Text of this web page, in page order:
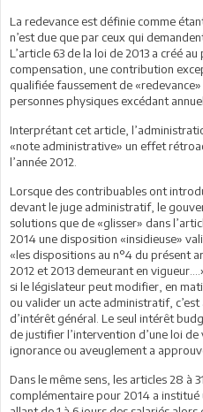
La redevance est définie comme
n’est due que par ceux qui
L’article 63 de la loi de 2013 a créé
compensation, une contribution
qualifiée faussement de
personnes physiques excédant
Interprétant cet article,
«note administrative» un effet
l’année 2012.
Lorsque des contribuables ont
devant le juge administratif, le
solutions que de «glisser» dans
2014 une disposition «insidieuse»
«les dispositions au n°4 du présent
2012 et 2013 demeurant en
si le législateur peut modifier, en
ou valider un acte administratif,
d’intérêt général. Le seul intérêt
de justifier l’intervention d’une loi
ignorance ou aveuglement a
Dans le même sens, les articles 28 à
complémentaire pour 2014 a